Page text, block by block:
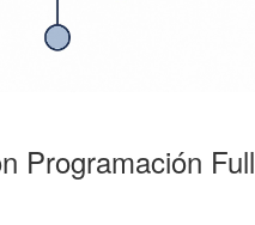
Programación Full